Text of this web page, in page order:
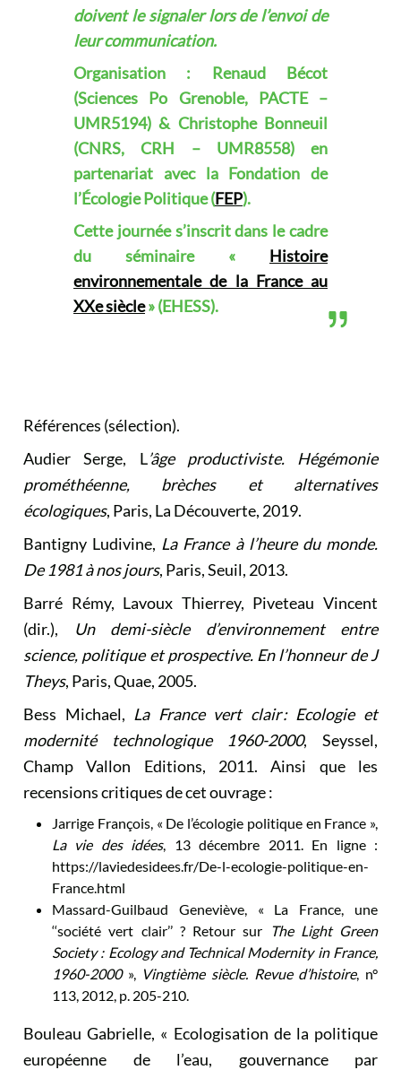
doivent le signaler lors de l’envoi de
leur communication.
Organisation : Renaud Bécot
(Sciences Po Grenoble, PACTE –
UMR5194) & Christophe Bonneuil
(CNRS, CRH – UMR8558) en
partenariat avec la Fondation de
l’Écologie Politique (FEP).
Cette journée s’inscrit dans le cadre
du séminaire « Histoire
environnementale de la France au
XXe siècle» (EHESS).
Références (sélection).
Audier Serge, L’âge productiviste. Hégémonie
prométhéenne, brèches et alternatives
écologiques, Paris, La Découverte, 2019.
Bantigny Ludivine, La France à l’heure du monde.
De 1981 à nos jours, Paris, Seuil, 2013.
Barré Rémy, Lavoux Thierrey, Piveteau Vincent
(dir.),
Un demi-siècle d’environnement entre
science, politique et prospective. En l’honneur de J
Theys, Paris, Quae, 2005.
Bess Michael, La France vert clair : Ecologie et
modernité technologique 1960-2000, Seyssel,
Champ Vallon Editions, 2011. Ainsi que les
recensions critiques de cet ouvrage :
Jarrige François, « De l’écologie politique en France »,
La vie des idées, 13 décembre 2011. En ligne :
https://laviedesidees.fr/De-l-ecologie-politique-en-
France.html
Massard-Guilbaud Geneviève, « La France, une
‘‘société vert clair’’ ? Retour sur The Light Green
Society : Ecology and Technical Modernity in France,
1960-2000», Vingtième siècle. Revue d’histoire, n°
113, 2012, p. 205-210.
Bouleau Gabrielle, « Ecologisation de la politique
européenne de l’eau, gouvernance par